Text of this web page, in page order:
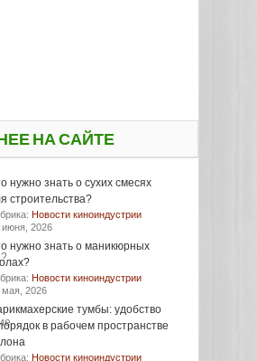
НА САЙТЕ
нужно знать о сухих смесях
строительства?
Новости киноиндустрии
июня, 2026
нужно знать о маникюрных
Новости киноиндустрии
мая, 2026
тумбы: удобство
в рабочем пространстве
Новости киноиндустрии